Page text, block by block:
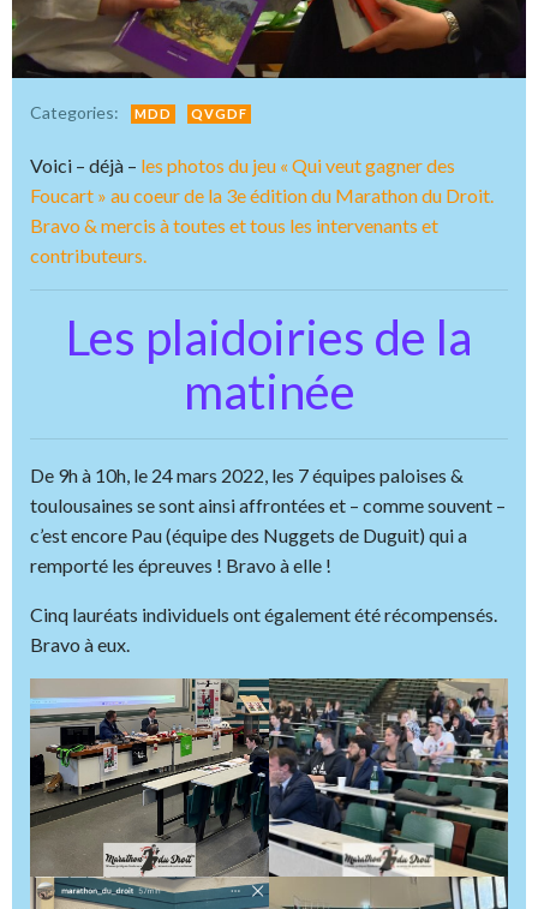
Categories: MDD QVGDF
Voici – déjà – les photos du jeu « Qui veut gagner des
Foucart » au coeur de la 3e édition du Marathon du Droit.
Bravo & mercis à toutes et tous les intervenants et
contributeurs.
Les plaidoiries de la
matinée
De 9h à 10h, le 24 mars 2022, les 7 équipes paloises &
toulousaines se sont ainsi affrontées et – comme souvent –
c’est encore Pau (équipe des Nuggets de Duguit) qui a
remporté les épreuves ! Bravo à elle !
Cinq lauréats individuels ont également été récompensés.
Bravo à eux.